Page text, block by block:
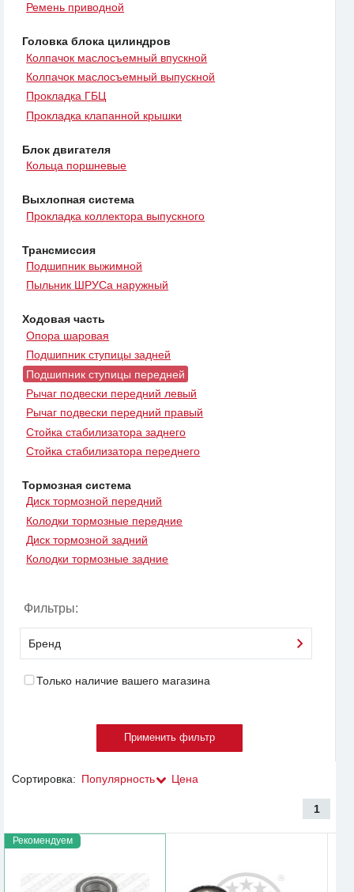
Ремень приводной
Головка блока цилиндров
Колпачок маслосъемный впускной
Колпачок маслосъемный выпускной
Прокладка ГБЦ
Прокладка клапанной крышки
Блок двигателя
Кольца поршневые
Выхлопная система
Прокладка коллектора выпускного
Трансмиссия
Подшипник выжимной
Пыльник ШРУСа наружный
Ходовая часть
Опора шаровая
Подшипник ступицы задней
Подшипник ступицы передней
Рычаг подвески передний левый
Рычаг подвески передний правый
Стойка стабилизатора заднего
Стойка стабилизатора переднего
Тормозная система
Диск тормозной передний
Колодки тормозные передние
Диск тормозной задний
Колодки тормозные задние
Фильтры:
Бренд
Только наличие вашего магазина
Сортировка: Популярность Цена
1
Рекомендуем